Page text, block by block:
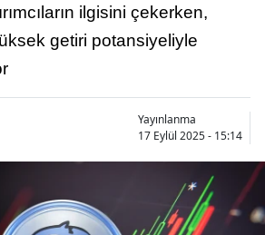
ilgisini çekerken,
getiri potansiyeliyle
Yayınlanma
17 Eylül 2025 - 15:14